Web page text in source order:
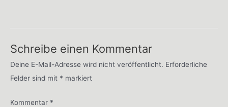
Schreibe einen Kommentar
Deine E-Mail-Adresse wird nicht veröffentlicht. Erforderliche
Felder sind mit * markiert
Kommentar *